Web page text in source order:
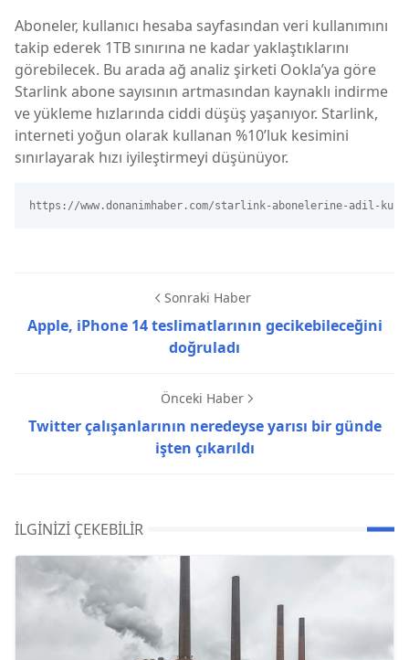
Aboneler, kullanıcı hesaba sayfasından veri kullanımını
takip ederek 1TB sınırına ne kadar yaklaştıklarını
görebilecek. Bu arada ağ analiz şirketi Ookla’ya göre
Starlink abone sayısının artmasından kaynaklı indirme
ve yükleme hızlarında ciddi düşüş yaşanıyor. Starlink,
interneti yoğun olarak kullanan %10’luk kesimini
sınırlayarak hızı iyileştirmeyi düşünüyor.
https://www.donanimhaber.com/starlink-abonelerine-adil-
Sonraki Haber
Apple, iPhone 14 teslimatlarının gecikebileceğini
doğruladı
Önceki Haber
Twitter çalışanlarının neredeyse yarısı bir günde
işten çıkarıldı
İLGINIZI ÇEKEBILIR